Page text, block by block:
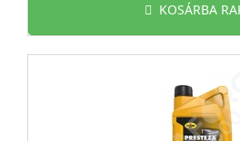
KOSÁRBA